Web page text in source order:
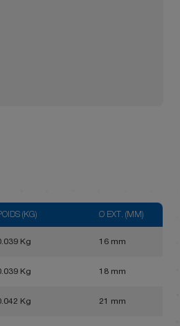
(KG) Ø EXT. (MM)
Kg 16 mm
Kg 18 mm
Kg 21 mm